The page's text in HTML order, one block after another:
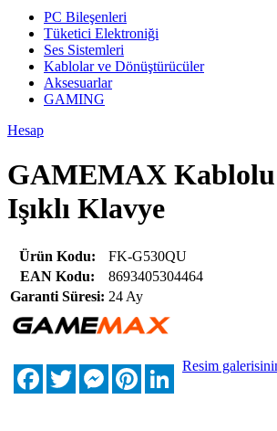
PC Bileşenleri
Tüketici Elektroniği
Ses Sistemleri
Kablolar ve Dönüştürücüler
Aksesuarlar
GAMING
Hesap
GAMEMAX Kablolu
Işıklı Klavye
Ürün Kodu:
FK-G530QU
EAN Kodu:
8693405304464
Garanti Süresi: 24 Ay
FacebookTwitterMessengerPinterestLinkedIn
Resim